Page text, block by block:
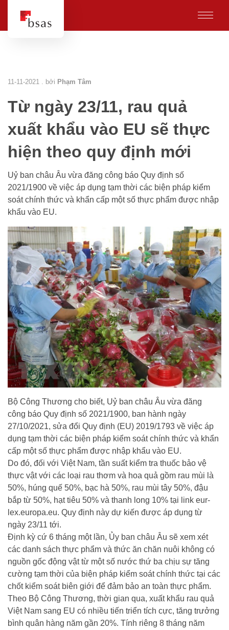
11-11-2021 . bởi Phạm Tâm
Từ ngày 23/11, rau quả
xuất khẩu vào EU sẽ thực
hiện theo quy định mới
Uỷ ban châu Âu vừa đăng công báo Quy định số
2021/1900 về việc áp dụng tạm thời các biện pháp kiểm
soát chính thức và khẩn cấp một số thực phẩm được nhập
khẩu vào EU.
Bộ Công Thương cho biết, Uỷ ban châu Âu vừa đăng
công báo Quy định số 2021/1900, ban hành ngày
27/10/2021, sửa đổi Quy định (EU) 2019/1793 về việc áp
dụng tạm thời các biện pháp kiểm soát chính thức và khẩn
cấp một số thực phẩm được nhập khẩu vào EU.
Do đó, đối với Việt Nam, tần suất kiểm tra thuốc bảo vệ
thực vật với các loại rau thơm và hoa quả gồm rau mùi là
50%, húng quế 50%, bạc hà 50%, rau mùi tây 50%, đậu
bắp từ 50%, hạt tiêu 50% và thanh long 10% tại link eur-
lex.europa.eu. Quy định này dự kiến được áp dụng từ
ngày 23/11 tới.
Định kỳ cứ 6 tháng một lần, Ủy ban châu Âu sẽ xem xét
các danh sách thực phẩm và thức ăn chăn nuôi không có
nguồn gốc động vật từ một số nước thứ ba chịu sự tăng
cường tạm thời của biện pháp kiểm soát chính thức tại các
chốt kiểm soát biên giới để đảm bảo an toàn thực phẩm.
Theo Bộ Công Thương, thời gian qua, xuất khẩu rau quả
Việt Nam sang EU có nhiều tiến triển tích cực, tăng trưởng
bình quân hàng năm gần 20%. Tính riêng 8 tháng năm